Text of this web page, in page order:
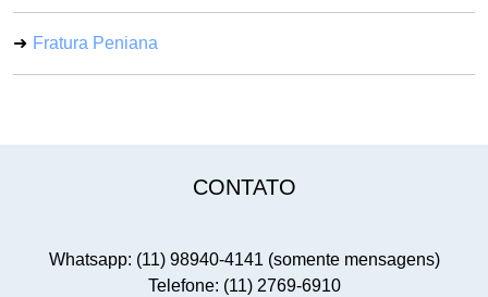
Fratura Peniana
CONTATO
Whatsapp: (11) 98940-4141 (somente mensagens)
Telefone: (11) 2769-6910